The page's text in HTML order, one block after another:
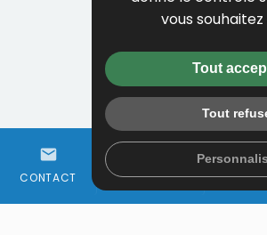
mail
CONTACT 01 64 97 68 50
Guide local
Mentions légales
Politique de
Flux RSS
Gestion des cookies
vous
Tout
Tout